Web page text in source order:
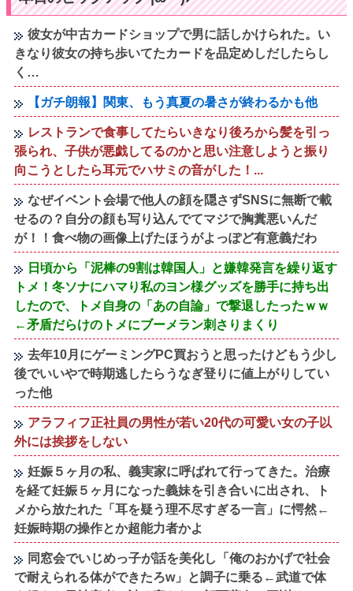
彼女が中古カードショップで男に話しかけられた。い
きなり彼女の持ち歩いてたカードを品定めしだしたらし
く…
【ガチ朗報】関東、もう真夏の暑さが終わるかも他
レストランで食事してたらいきなり後ろから髪を引っ
張られ、子供が悪戯してるのかと思い注意しようと振り
向こうとしたら耳元でハサミの音がした！...
なぜイベント会場で他人の顔を隠さずSNSに無断で載
せるの？自分の顔も写り込んでてマジで胸糞悪いんだ
が！！食べ物の画像上げたほうがよっぽど有意義だわ
日頃から「泥棒の9割は韓国人」と嫌韓発言を繰り返す
トメ！冬ソナにハマり私のヨン様グッズを勝手に持ち出
したので、トメ自身の「あの自論」で撃退したったｗｗ
←矛盾だらけのトメにブーメラン刺さりまくり
去年10月にゲーミングPC買おうと思ったけどもう少し
後でいいやで時期逃したらうなぎ登りに値上がりしてい
った他
アラフィフ正社員の男性が若い20代の可愛い女の子以
外には挨拶をしない
妊娠５ヶ月の私、義実家に呼ばれて行ってきた。治療
を経て妊娠５ヶ月になった義妹を引き合いに出され、ト
メから放たれた「耳を疑う理不尽すぎる一言」に愕然←
妊娠時期の操作とか超能力者かよ
同窓会でいじめっ子が話を美化し「俺のおかげで社会
で耐えられる体ができたろw」と調子に乗る←武道で体